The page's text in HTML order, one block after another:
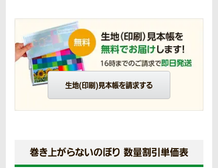
生地(印刷)見本帳を請求する
巻き上がらないのぼり 数量割引単価表